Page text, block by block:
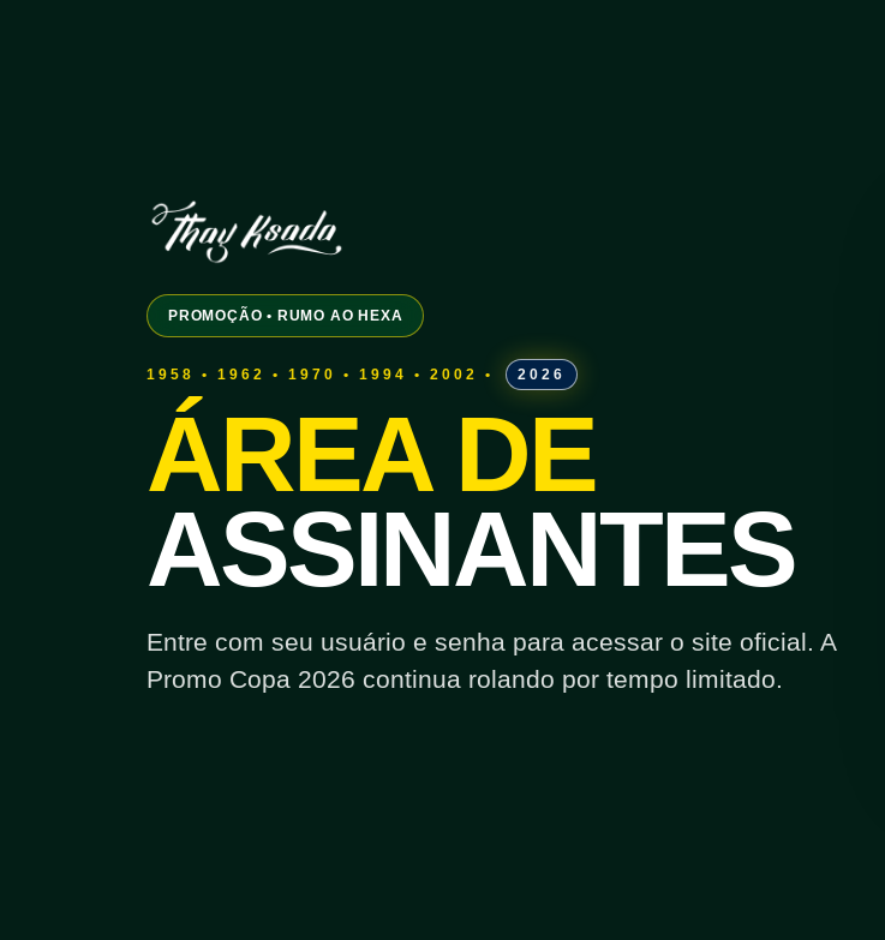
PROMOÇÃO • RUMO AO HEXA
1958 • 1962 • 1970 • 1994 • 2002 • 2026
ÁREA DE
ASSINANTES
Entre com seu usuário e senha para acessar o site oficial. A
Promo Copa 2026 continua rolando por tempo limitado.